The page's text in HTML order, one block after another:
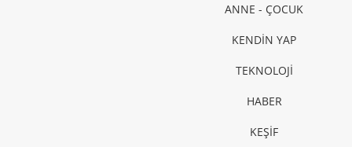
ANNE - ÇOCUK
KENDİN YAP
TEKNOLOJİ
HABER
KEŞİF